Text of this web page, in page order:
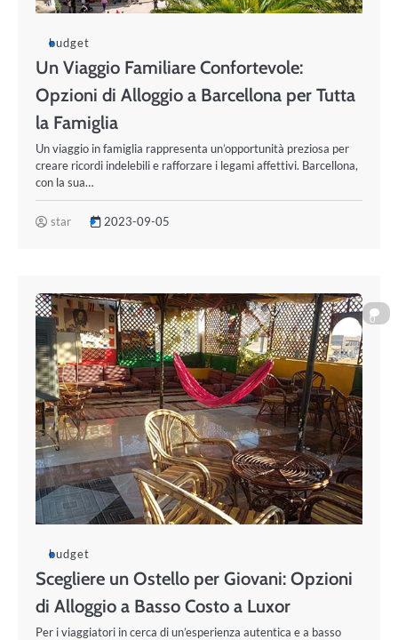
budget
Un Viaggio Familiare Confortevole:
Opzioni di Alloggio a Barcellona per Tutta
la Famiglia
Un viaggio in famiglia rappresenta un’opportunità preziosa per
creare ricordi indelebili e rafforzare i legami affettivi. Barcellona,
con la sua…
star 2023-09-05
0
budget
Scegliere un Ostello per Giovani: Opzioni
di Alloggio a Basso Costo a Luxor
Per i viaggiatori in cerca di un’esperienza autentica e a basso